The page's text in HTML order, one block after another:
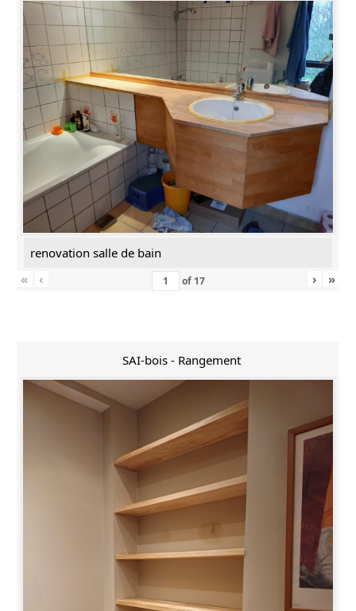
renovation salle de bain
«
‹ of 17 › »
SAI-bois - Rangement